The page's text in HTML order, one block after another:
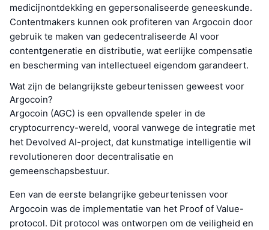
medicijnontdekking en gepersonaliseerde geneeskunde.
Contentmakers kunnen ook profiteren van Argocoin door
gebruik te maken van gedecentraliseerde AI voor
contentgeneratie en distributie, wat eerlijke compensatie
en bescherming van intellectueel eigendom garandeert.
Wat zijn de belangrijkste gebeurtenissen geweest voor
Argocoin?
Argocoin (AGC) is een opvallende speler in de
cryptocurrency-wereld, vooral vanwege de integratie met
het Devolved AI-project, dat kunstmatige intelligentie wil
revolutioneren door decentralisatie en
gemeenschapsbestuur.
Een van de eerste belangrijke gebeurtenissen voor
Argocoin was de implementatie van het Proof of Value-
protocol. Dit protocol was ontworpen om de veiligheid en